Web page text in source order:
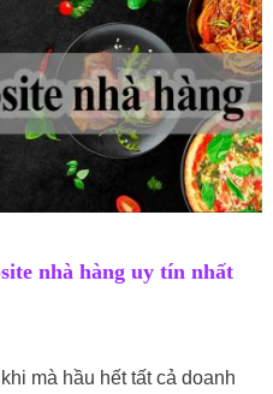
nhà hàng uy tín nhất
mà hầu hết tất cả doanh